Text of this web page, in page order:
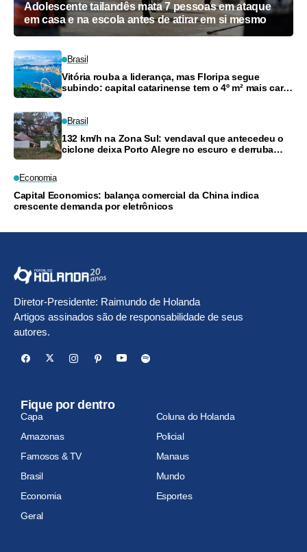
Adolescente tailandês mata 7 pessoas em ataque
em casa e na escola antes de atirar em si mesmo
Brasil
Vitória rouba a liderança, mas Floripa segue
subindo: capital catarinense tem o 4º m² mais caro
Brasil
132 km/h na Zona Sul: vendaval que antecedeu o
ciclone deixa Porto Alegre no escuro e derruba
Economia
Capital Economics: balança comercial da China indica
crescente demanda por eletrônicos
Diretor-Presidente: Raimundo de Holanda
Artigos assinados são de responsabilidade de seus
autores.
Fique por dentro
Capa
Coluna do Holanda
Amazonas
Policial
Famosos & TV
Manaus
Brasil
Mundo
Economia
Esportes
Geral